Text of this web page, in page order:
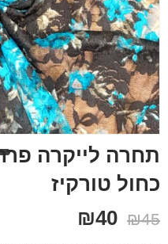
תחרה לייקרה
כחול טורקיז
₪45
₪40